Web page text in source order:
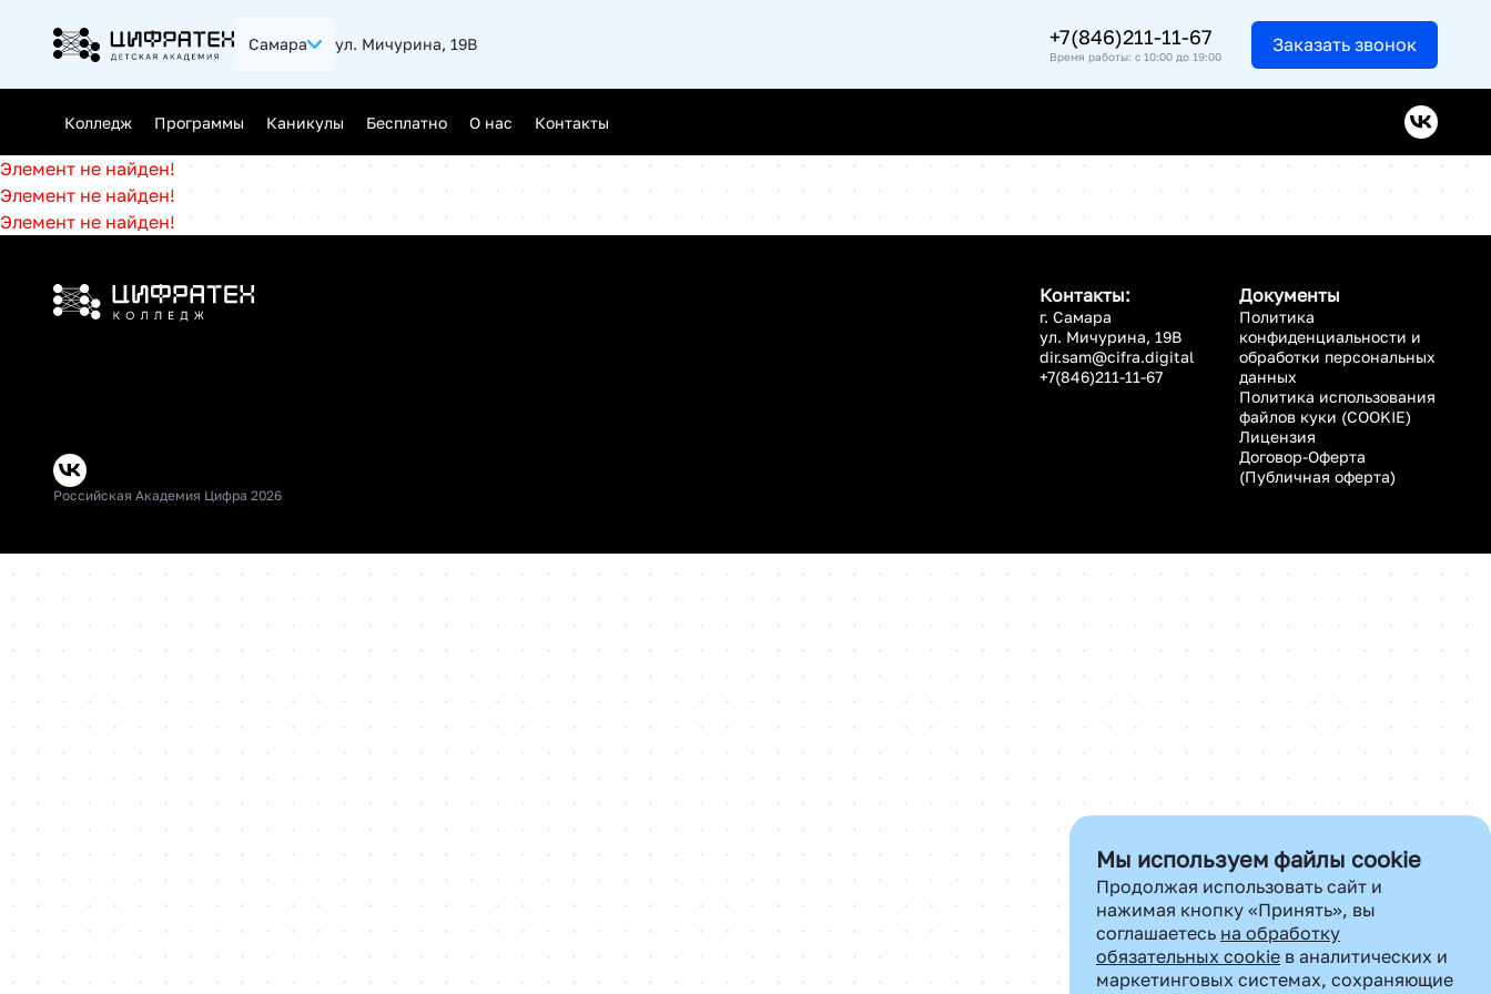
Мы используем файлы cookie
Продолжая использовать сайт и
нажимая кнопку «Принять», вы
соглашаетесь на обработку
обязательных cookie в аналитических и
маркетинговых системах, сохраняющие
Самара ул. Мичурина, 19В +7(846)211-11-67
Время работы: с 10:00 до 19:00
Заказать звонок
Колледж Программы
Джуниор (Junior)
Мидл (Middle)
Каникулы Бесплатно О нас Контакты
Элемент не найден!
Элемент не найден!
Элемент не найден!
Контакты:
г. Самара
ул. Мичурина, 19В
dir.sam@cifra.digital
+7(846)211-11-67
Документы
Политика
конфиденциальности и
обработки персональных
данных
Политика использования
файлов куки (COOKIE)
Лицензия
Договор-Оферта
(Публичная оферта)
Российская Академия Цифра 2026